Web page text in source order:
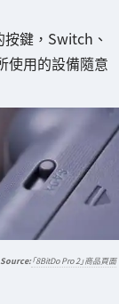
鍵，Switch、
用的設備隨意
「8BitDo Pro 2」商品頁面